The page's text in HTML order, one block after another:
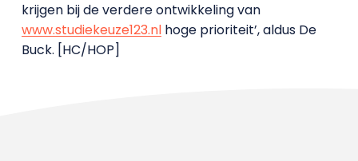
krijgen bij de verdere ontwikkeling van
www.studiekeuze123.nlhoge prioriteit’, aldus De
Buck. [HC/HOP]